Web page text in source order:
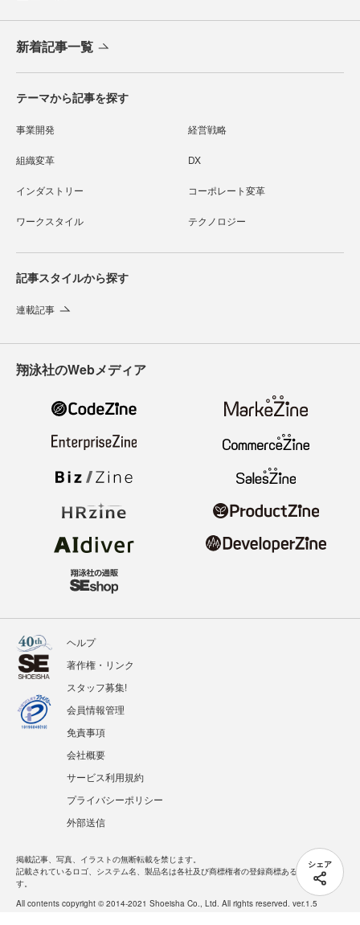
シェア
新着記事一覧
テーマから記事を探す
事業開発 経営戦略
組織変革 DX
インダストリー コーポレート変革
ワークスタイル テクノロジー
記事スタイルから探す
連載記事
翔泳社のWebメディア
ヘルプ
著作権・リンク
スタッフ募集!
会員情報管理
免責事項
会社概要
サービス利用規約
プライバシーポリシー
外部送信
掲載記事、写真、イラストの無断転載を禁じます。
記載されているロゴ、システム名、製品名は各社及び商標権者の登録商標あるいは商標で
す。
All contents copyright © 2014-2021 Shoeisha Co., Ltd. All rights reserved. ver.1.5